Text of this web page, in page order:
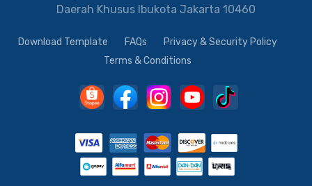
Daerah Khusus Ibukota Jakarta 10460
Download Template FAQs
Privacy & Security Policy
Terms & Conditions